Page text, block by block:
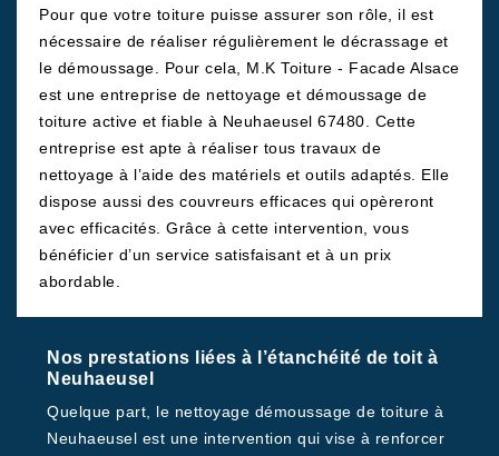
Pour que votre toiture puisse assurer son rôle, il est
nécessaire de réaliser régulièrement le décrassage et
le démoussage. Pour cela, M.K Toiture - Facade Alsace
est une entreprise de nettoyage et démoussage de
toiture active et fiable à Neuhaeusel 67480. Cette
entreprise est apte à réaliser tous travaux de
nettoyage à l’aide des matériels et outils adaptés. Elle
dispose aussi des couvreurs efficaces qui opèreront
avec efficacités. Grâce à cette intervention, vous
bénéficier d’un service satisfaisant et à un prix
abordable.
Nos prestations liées à l’étanchéité de toit à
Neuhaeusel
Quelque part, le nettoyage démoussage de toiture à
Neuhaeusel est une intervention qui vise à renforcer